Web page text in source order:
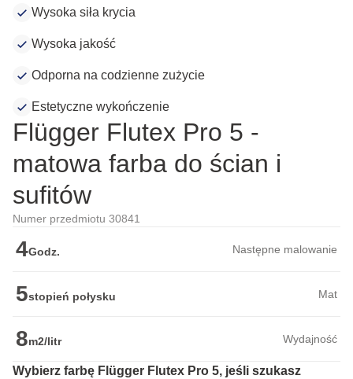
Wysoka siła krycia
Wysoka jakość
Odporna na codzienne zużycie
Estetyczne wykończenie
Flügger Flutex Pro 5 -
matowa farba do ścian i
sufitów
Numer przedmiotu 30841
4Godz. Następne malowanie
5stopień połysku Mat
8m2/litr Wydajność
Wybierz farbę Flügger Flutex Pro 5, jeśli szukasz